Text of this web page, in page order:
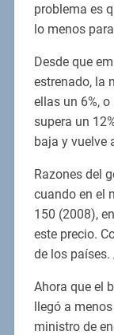
problema es
lo menos
Desde que
estrenado, la
ellas un 6%,
supera un
baja y vuelve
Razones del
cuando en el
150 (2008),
este precio.
de los países.
Ahora que el
llegó a
ministro de